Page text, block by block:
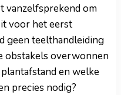
vanzelfsprekend om
voor het eerst
geen teelthandleiding
obstakels overwonnen
en welke
precies nodig?